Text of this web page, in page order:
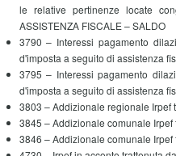
le relative pertinenze locate
ASSISTENZA FISCALE – SALDO
3790 – Interessi pagamento
d'imposta a seguito di assistenza
3795 – Interessi pagamento
d'imposta a seguito di assistenza
3803 – Addizionale regionale Irpef
3845 – Addizionale comunale
3846 – Addizionale comunale